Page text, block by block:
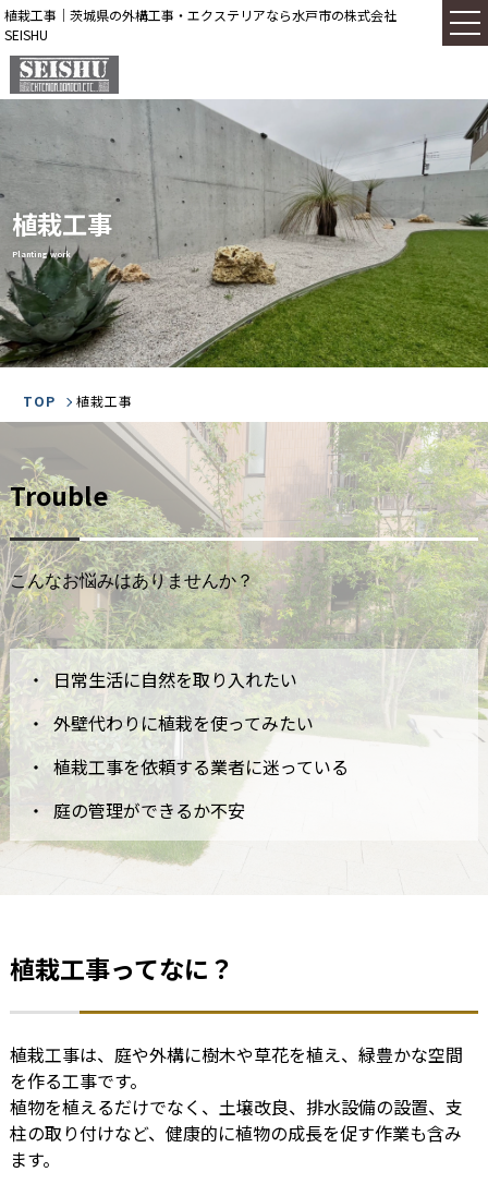
植栽工事｜茨城県の外構工事・エクステリアなら水戸市の株式会社
SEISHU
植栽工事
Planting work
TOP 植栽工事
Trouble
こんなお悩みはありませんか？
日常生活に自然を取り入れたい
外壁代わりに植栽を使ってみたい
植栽工事を依頼する業者に迷っている
庭の管理ができるか不安
植栽工事ってなに？
植栽工事は、庭や外構に樹木や草花を植え、緑豊かな空間
を作る工事です。
植物を植えるだけでなく、土壌改良、排水設備の設置、支
柱の取り付けなど、健康的に植物の成長を促す作業も含み
ます。